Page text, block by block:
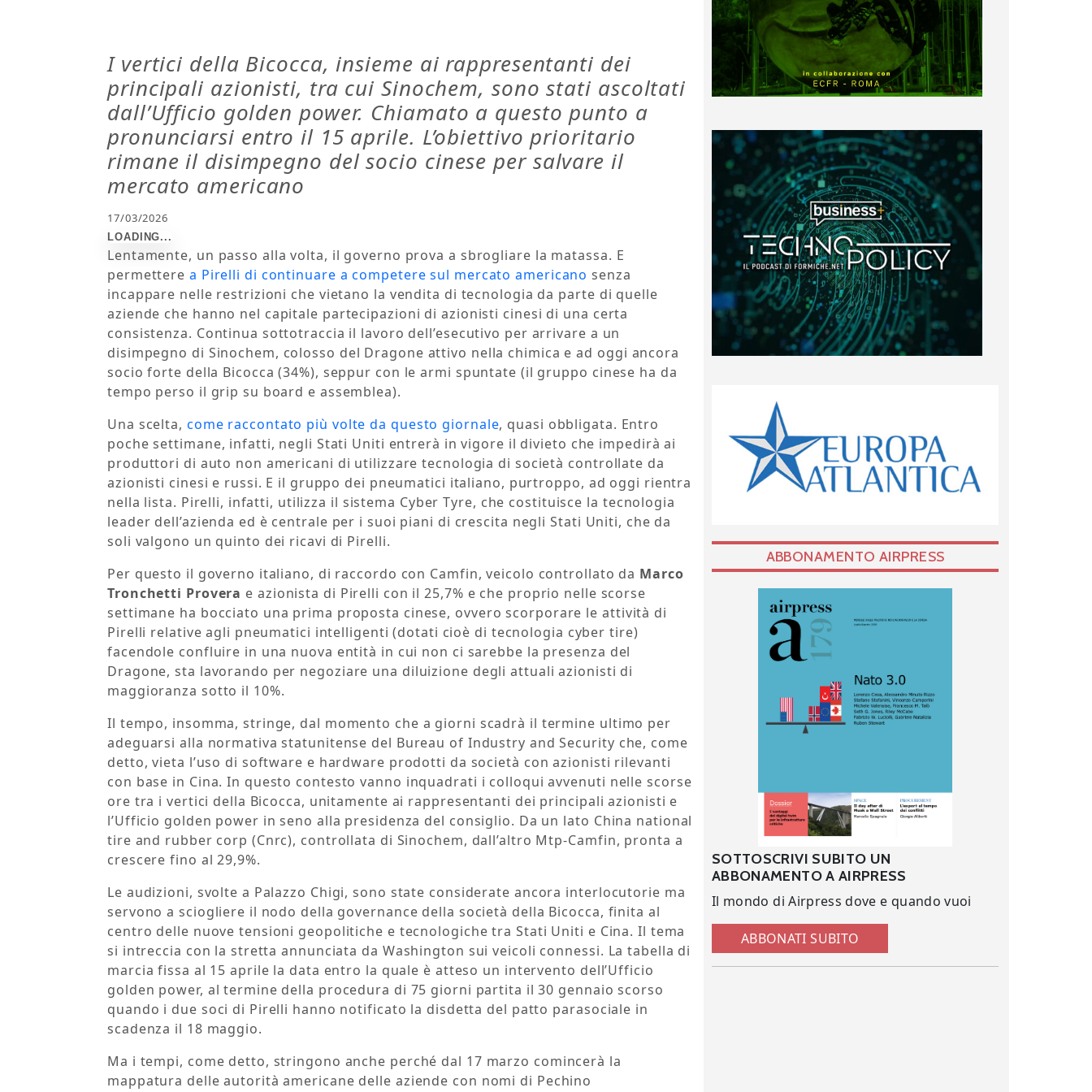
I vertici della Bicocca, insieme ai rappresentanti dei
principali azionisti, tra cui Sinochem, sono stati ascoltati
dall’Ufficio golden power. Chiamato a questo punto a
pronunciarsi entro il 15 aprile. L’obiettivo prioritario
rimane il disimpegno del socio cinese per salvare il
mercato americano
17/03/2026
Lentamente, un passo alla volta, il governo prova a sbrogliare la matassa. E
permettere a Pirelli di continuare a competere sul mercato americano senza
incappare nelle restrizioni che vietano la vendita di tecnologia da parte di quelle
aziende che hanno nel capitale partecipazioni di azionisti cinesi di una certa
consistenza. Continua sottotraccia il lavoro dell’esecutivo per arrivare a un
disimpegno di Sinochem, colosso del Dragone attivo nella chimica e ad oggi ancora
socio forte della Bicocca (34%), seppur con le armi spuntate (il gruppo cinese ha da
tempo perso il grip su board e assemblea).
Una scelta, come raccontato più volte da questo giornale, quasi obbligata. Entro
poche settimane, infatti, negli Stati Uniti entrerà in vigore il divieto che impedirà ai
produttori di auto non americani di utilizzare tecnologia di società controllate da
azionisti cinesi e russi. E il gruppo dei pneumatici italiano, purtroppo, ad oggi rientra
nella lista. Pirelli, infatti, utilizza il sistema Cyber Tyre, che costituisce la tecnologia
leader dell’azienda ed è centrale per i suoi piani di crescita negli Stati Uniti, che da
soli valgono un quinto dei ricavi di Pirelli.
Per questo il governo italiano, di raccordo con Camfin, veicolo controllato da Marco
Tronchetti Provera e azionista di Pirelli con il 25,7% e che proprio nelle scorse
settimane ha bocciato una prima proposta cinese, ovvero scorporare le attività di
Pirelli relative agli pneumatici intelligenti (dotati cioè di tecnologia cyber tire)
facendole confluire in una nuova entità in cui non ci sarebbe la presenza del
Dragone, sta lavorando per negoziare una diluizione degli attuali azionisti di
maggioranza sotto il 10%.
Il tempo, insomma, stringe, dal momento che a giorni scadrà il termine ultimo per
adeguarsi alla normativa statunitense del Bureau of Industry and Security che, come
detto, vieta l’uso di software e hardware prodotti da società con azionisti rilevanti
con base in Cina. In questo contesto vanno inquadrati i colloqui avvenuti nelle scorse
ore tra i vertici della Bicocca, unitamente ai rappresentanti dei principali azionisti e
l’Ufficio golden power in seno alla presidenza del consiglio. Da un lato China national
tire and rubber corp (Cnrc), controllata di Sinochem, dall’altro Mtp-Camfin, pronta a
crescere fino al 29,9%.
Le audizioni, svolte a Palazzo Chigi, sono state considerate ancora interlocutorie ma
servono a sciogliere il nodo della governance della società della Bicocca, finita al
centro delle nuove tensioni geopolitiche e tecnologiche tra Stati Uniti e Cina. Il tema
si intreccia con la stretta annunciata da Washington sui veicoli connessi. La tabella di
marcia fissa al 15 aprile la data entro la quale è atteso un intervento dell’Ufficio
golden power, al termine della procedura di 75 giorni partita il 30 gennaio scorso
quando i due soci di Pirelli hanno notificato la disdetta del patto parasociale in
scadenza il 18 maggio.
Ma i tempi, come detto, stringono anche perché dal 17 marzo comincerà la
mappatura delle autorità americane delle aziende con nomi di Pechino
ABBONAMENTO AIRPRESS
SOTTOSCRIVI SUBITO UN
ABBONAMENTO A AIRPRESS
Il mondo di Airpress dove e quando vuoi
ABBONATI SUBITO